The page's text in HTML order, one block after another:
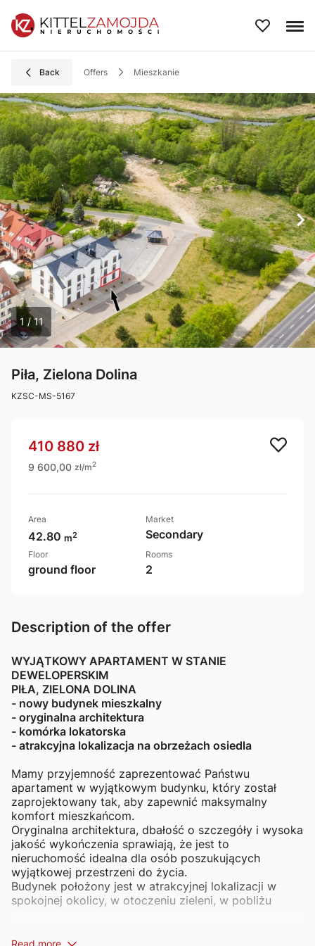
Back Offers mieszkanie
1 / 11
Piła, Zielona Dolina
KZSC-MS-5167
410 880 zł
9 600,00 zł/m2
Area
42.80 m2
Market
Secondary
Floor
ground floor
Rooms
2
Description of the offer
WYJĄTKOWY APARTAMENT W STANIE
DEWELOPERSKIM
PIŁA, ZIELONA DOLINA
- nowy budynek mieszkalny
- oryginalna architektura
- komórka lokatorska
- atrakcyjna lokalizacja na obrzeżach osiedla
Mamy przyjemność zaprezentować Państwu
apartament w wyjątkowym budynku, który został
zaprojektowany tak, aby zapewnić maksymalny
komfort mieszkańcom.
Oryginalna architektura, dbałość o szczegóły i wysoka
jakość wykończenia sprawiają, że jest to
nieruchomość idealna dla osób poszukujących
wyjątkowej przestrzeni do życia.
Budynek położony jest w atrakcyjnej lokalizacji w
spokojnej okolicy, w otoczeniu zieleni, w pobliżu
Read more